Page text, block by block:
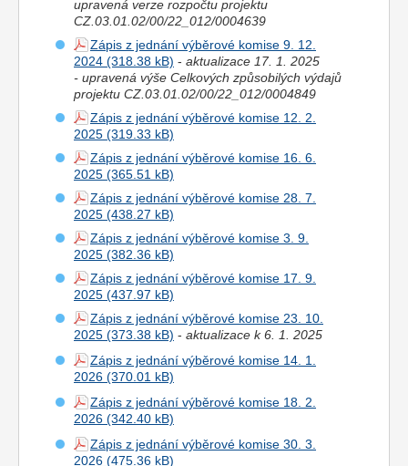
upravená verze rozpočtu projektu
CZ.03.01.02/00/22_012/0004639
Zápis z jednání výběrové komise 9. 12.
2024
- aktualizace 17. 1. 2025
- upravená výše Celkových způsobilých výdajů
projektu CZ.03.01.02/00/22_012/0004849
Zápis z jednání výběrové komise 12. 2.
2025
Zápis z jednání výběrové komise 16. 6.
2025
Zápis z jednání výběrové komise 28. 7.
2025
Zápis z jednání výběrové komise 3. 9.
2025
Zápis z jednání výběrové komise 17. 9.
2025
Zápis z jednání výběrové komise 23. 10.
2025
- aktualizace k 6. 1. 2025
Zápis z jednání výběrové komise 14. 1.
2026
Zápis z jednání výběrové komise 18. 2.
2026
Zápis z jednání výběrové komise 30. 3.
2026